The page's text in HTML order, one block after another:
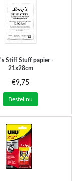
Stiff Stuff papier -
21x28cm
€9,75
Bestel nu